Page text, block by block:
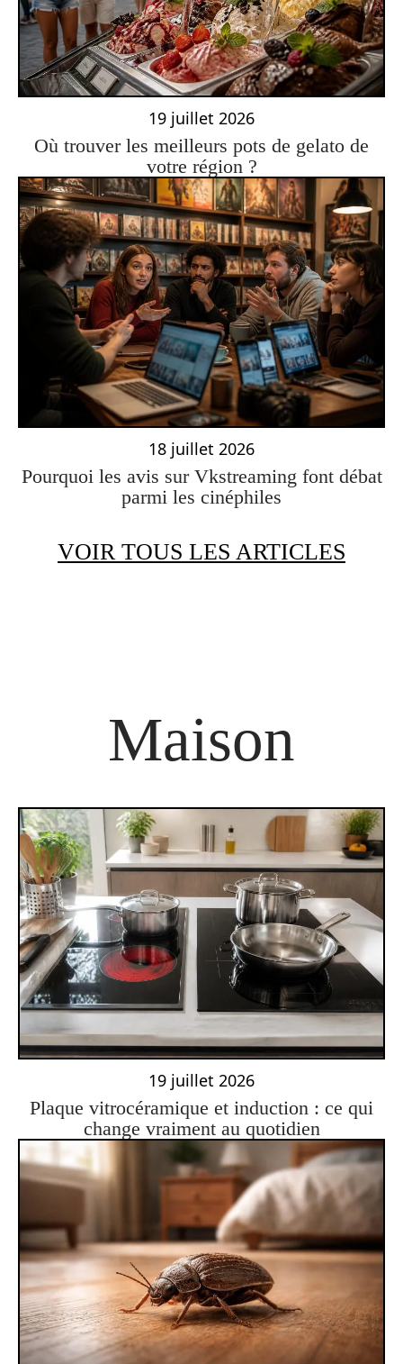
19 juillet 2026
Où trouver les meilleurs pots de gelato de
votre région ?
18 juillet 2026
Pourquoi les avis sur Vkstreaming font débat
parmi les cinéphiles
VOIR TOUS LES ARTICLES
Maison
19 juillet 2026
Plaque vitrocéramique et induction : ce qui
change vraiment au quotidien